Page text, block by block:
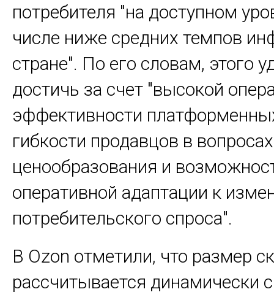
потребителя "на доступном
числе ниже средних темпов
стране". По его словам, этого
достичь за счет "высокой
эффективности
гибкости продавцов в вопросах
ценообразования и
оперативной адаптации к
потребительского спроса".
В Ozon отметили, что размер
рассчитывается динамически